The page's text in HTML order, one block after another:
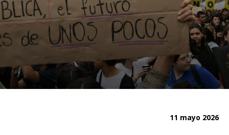
11 mayo 2026